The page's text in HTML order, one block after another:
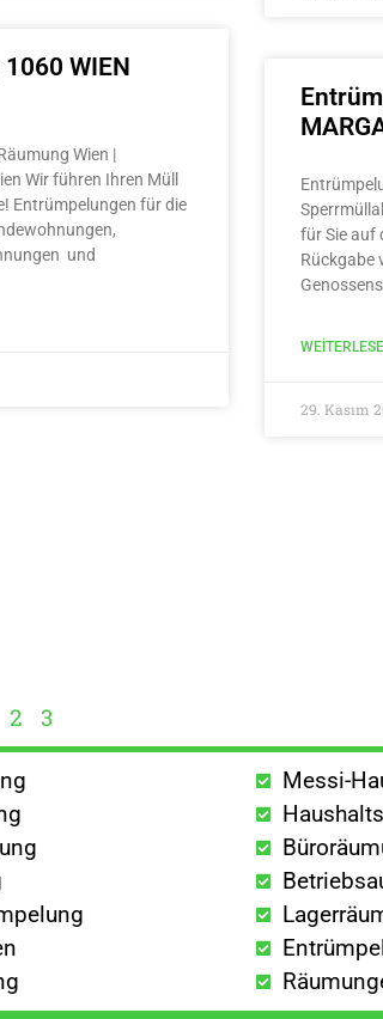
WIEN
Wien |
Wir führen Ihren Müll
Entrümpelungen für die
und
für Sie auf
Rückgabe
29. Kasım
2 3
Messi-